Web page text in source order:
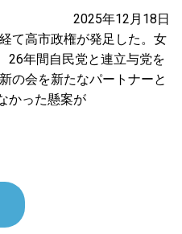
2025年12月18日
て高市政権が発足した。女
26年間自民党と連立与党を
の会を新たなパートナーと
かった懸案が